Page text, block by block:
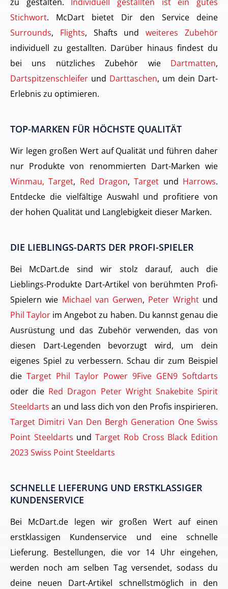
Stichwort. McDart bietet Dir den Service deine
Surrounds, Flights, Shafts undweiteres Zubehör
individuell zu gestallten. Darüber hinaus findest du
bei uns nützliches Zubehör wie Dartmatten,
Dartspitzenschleifer und Darttaschen, um dein Dart-
Erlebnis zu optimieren.
TOP-MARKEN FÜR HÖCHSTE QUALITÄT
Wir legen großen Wert auf Qualität und führen daher
nur Produkte von renommierten Dart-Marken wie
Winmau, Target, Red Dragon,Target und Harrows.
Entdecke die vielfältige Auswahl und profitiere von
der hohen Qualität und Langlebigkeit dieser Marken.
DIE LIEBLINGS-DARTS DER PROFI-SPIELER
Bei McDart.de sind wir stolz darauf, auch die
Lieblings-Produkte Dart-Artikel von berühmten Profi-
Spielern wie Michael van Gerwen, Peter Wrightund
Phil Taylor im Angebot zu haben. Du kannst genau die
Ausrüstung und das Zubehör verwenden, das von
diesen Dart-Legenden bevorzugt wird, um dein
eigenes Spiel zu verbessern. Schau dir zum Beispiel
die Target Phil Taylor Power 9Five GEN9 Softdarts
oder die Red Dragon Peter Wright Snakebite Spirit
Steeldarts an und lass dich von den Profis inspirieren.
Target Dimitri Van Den Bergh Generation One Swiss
Point Steeldarts undTarget Rob Cross Black Edition
2023 Swiss Point Steeldarts
SCHNELLE LIEFERUNG UND ERSTKLASSIGER
KUNDENSERVICE
Bei McDart.de legen wir großen Wert auf einen
erstklassigen Kundenservice und eine schnelle
Lieferung. Bestellungen, die vor 14 Uhr eingehen,
werden noch am selben Tag versendet, sodass du
deine neuen Dart-Artikel schnellstmöglich in den